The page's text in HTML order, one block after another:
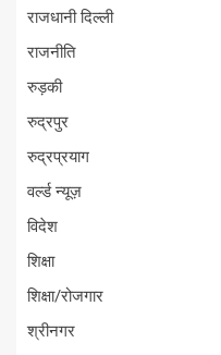
राजधानी दिल्ली
राजनीति
रुड़की
रुद्रपुर
रुद्रप्रयाग
वर्ल्ड न्यूज़
विदेश
शिक्षा
शिक्षा/रोजगार
श्रीनगर